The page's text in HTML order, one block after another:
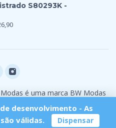
S80293K -
é uma marca BW Modas
desenvolvimento - As
válidas.
Dispensar